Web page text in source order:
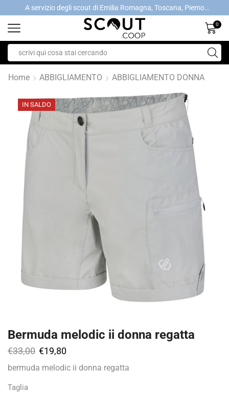
A servizio degli scout di Emilia Romagna, Toscana, Piemonte, Valle d'Aosta- Gratis la spedizione con ordini > €40
0
Home ABBIGLIAMENTO ABBIGLIAMENTO DONNA
IN SALDO
Bermuda melodic ii donna regatta
€33,00 €19,80
bermuda melodic ii donna regatta
Taglia